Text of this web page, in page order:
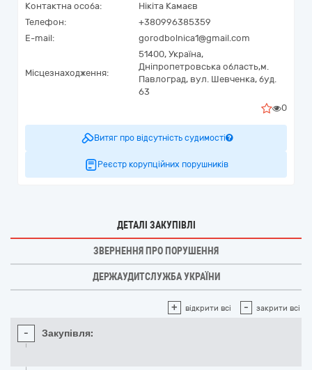
Контактна особа:
Нікіта Камаєв
Телефон:
+380996385359
E-mail:
gorodbolnica1@gmail.com
Місцезнаходження:
51400, Україна,
Дніпропетровська область,м.
Павлоград, вул. Шевченка, буд.
63
0
Витяг про відсутність судимості
Реєстр корупційних порушників
ДЕТАЛІ ЗАКУПІВЛІ
ЗВЕРНЕННЯ ПРО ПОРУШЕННЯ
ДЕРЖАУДИТСЛУЖБА УКРАЇНИ
+ відкрити всі - закрити всі
- Закупівля: